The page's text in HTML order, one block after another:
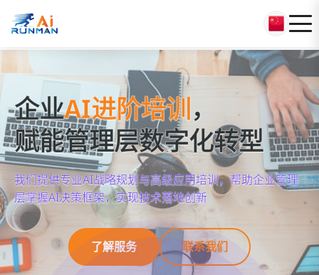
企业AI进阶培训，
赋能管理层数字化转型
我们提供专业AI战略规划与高级应用培训，帮助企业管理
层掌握AI决策框架，实现技术落地创新
了解服务 联系我们